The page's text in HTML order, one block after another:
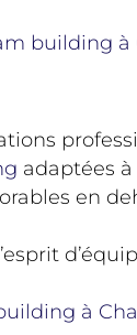
building à
adaptées
en
à